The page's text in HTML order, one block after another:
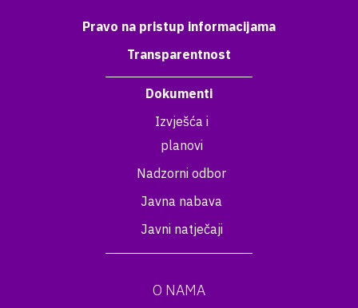
Pravo na pristup informacijama
Transparentnost
Dokumenti
Izvješća i
planovi
Nadzorni odbor
Javna nabava
Javni natječaji
O NAMA